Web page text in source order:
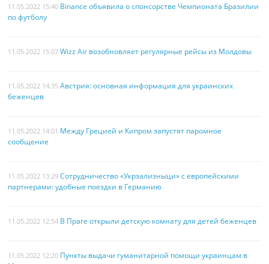
11.05.2022 15:40 Binance объявила о спонсорстве Чемпионата Бразилии
по футболу
11.05.2022 15:07 Wizz Air возобновляет регулярные рейсы из Молдовы
11.05.2022 14:35 Австрия: основная информация для украинских
беженцев
11.05.2022 14:01 Между Грецией и Кипром запустят паромное
сообщение
11.05.2022 13:29 Сотрудничество «Укрзализныци» с европейскими
партнерами: удобные поездки в Германию
11.05.2022 12:54 В Праге открыли детскую комнату для детей беженцев
11.05.2022 12:20 Пункты выдачи гуманитарной помощи украинцам в